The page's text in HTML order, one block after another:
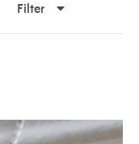
Filter